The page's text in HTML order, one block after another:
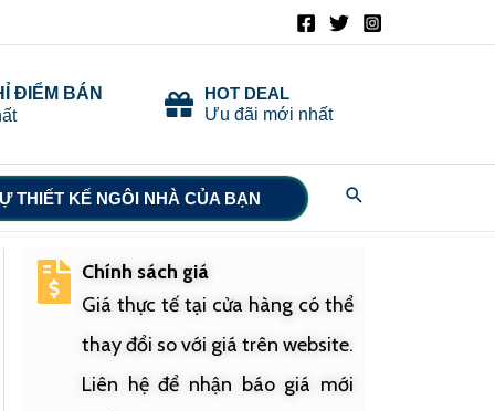
ĐIỂM BÁN
HOT DEAL
Ưu đãi mới nhất
THIẾT KẾ NGÔI NHÀ CỦA BẠN Search
Chính sách giá
Giá thực tế tại cửa hàng có thể
thay đổi so với giá trên website.
Liên hệ để nhận báo giá mới